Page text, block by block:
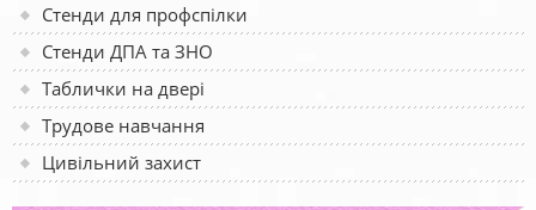
Стенди для профспілки
Стенди ДПА та ЗНО
Таблички на двері
Трудове навчання
Цивільний захист